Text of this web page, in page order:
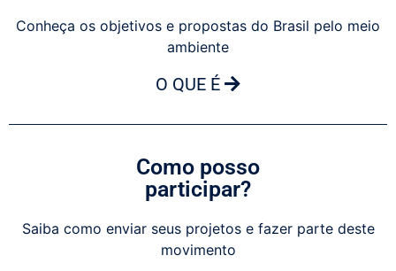
Conheça os objetivos e propostas do Brasil pelo meio
ambiente
O QUE É
Como posso
participar?
Saiba como enviar seus projetos e fazer parte deste
movimento